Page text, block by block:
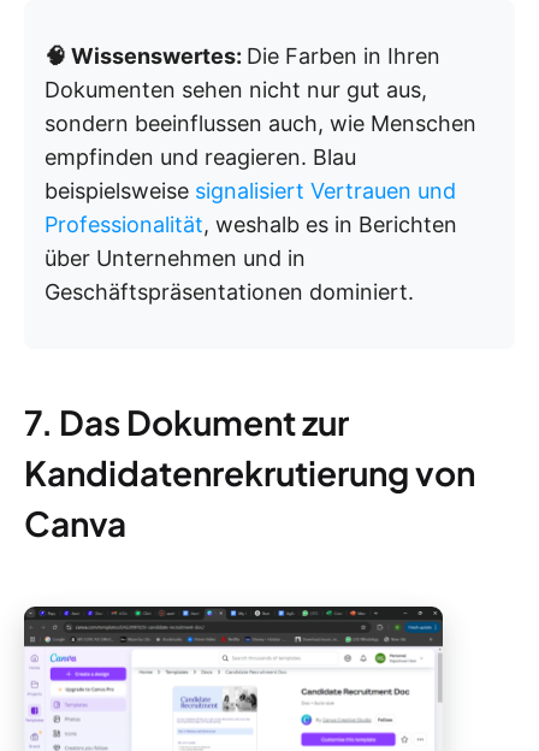
🧠 Wissenswertes: Die Farben in Ihren
Dokumenten sehen nicht nur gut aus,
sondern beeinflussen auch, wie Menschen
empfinden und reagieren. Blau
beispielsweise signalisiert Vertrauen und
Professionalität, weshalb es in Berichten
über Unternehmen und in
Geschäftspräsentationen dominiert.
7. Das Dokument zur
Kandidatenrekrutierung von
Canva